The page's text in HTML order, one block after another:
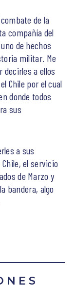
de la
compañía del
de hechos
militar. Me
decirles a ellos
Chile por el cual
donde todos
sus
a sus
el servicio
de Marzo y
bandera, algo